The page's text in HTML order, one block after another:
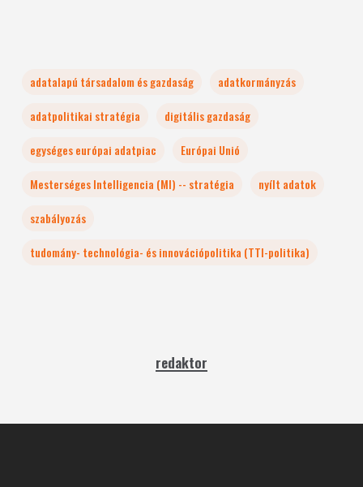
adatalapú társadalom és gazdaság
adatkormányzás
adatpolitikai stratégia
digitális gazdaság
egységes európai adatpiac
Európai Unió
Mesterséges Intelligencia (MI) -- stratégia
nyílt adatok
szabályozás
tudomány- technológia- és innovációpolitika (TTI-politika)
redaktor